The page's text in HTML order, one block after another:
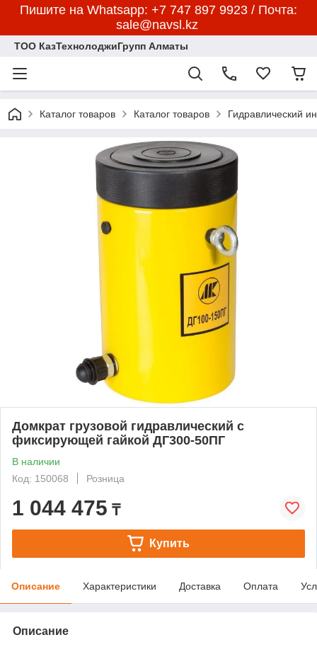
Пишите на Whatsapp: +7 747 897 9923 / Почта:
sale@navsl.kz
ТОО КазТехнолоджиГрупп Алматы
Каталог товаров Каталог товаров Гидравлический
Домкрат грузовой гидравлический с
фиксирующей гайкой ДГ300-50ПГ
В наличии
Код: 150068
Розница
1 044 475 ₸
Купить
Описание Характеристики Доставка Оплата
Описание